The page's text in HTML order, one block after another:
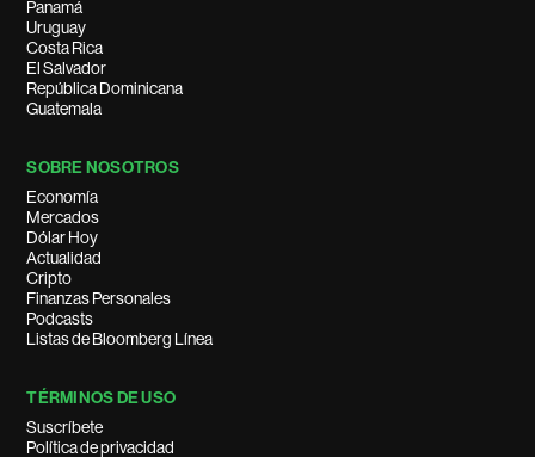
Panamá
Uruguay
Costa Rica
El Salvador
República Dominicana
Guatemala
SOBRE NOSOTROS
Economía
Mercados
Dólar Hoy
Actualidad
Cripto
Finanzas Personales
Podcasts
Listas de Bloomberg Línea
TÉRMINOS DE USO
Suscríbete
Política de privacidad